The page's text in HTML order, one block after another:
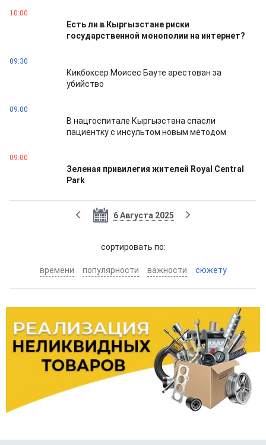
10:00
Есть ли в Кыргызстане риски
государственной монополии на интернет?
09:30
Кикбоксер Моисес Бауте арестован за
убийство
09:00
В нацгоспитале Кыргызстана спасли
пациентку с инсультом новым методом
09:00
Зеленая привилегия жителей Royal Central
Park
6 Августа 2025
cортировать по:
времени популярности важности сюжету